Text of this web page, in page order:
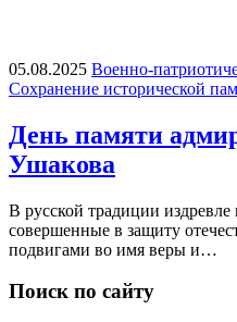
05.08.2025 Военно-
Сохранение исторической
День памяти
Ушакова
В русской традиции
совершенные в защиту
подвигами во имя веры и…
Поиск по сайту